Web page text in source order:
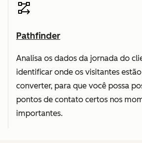
Pathfinder
Analisa os dados da jornada do
identificar onde os visitantes
converter, para que você possa
pontos de contato certos nos
importantes.